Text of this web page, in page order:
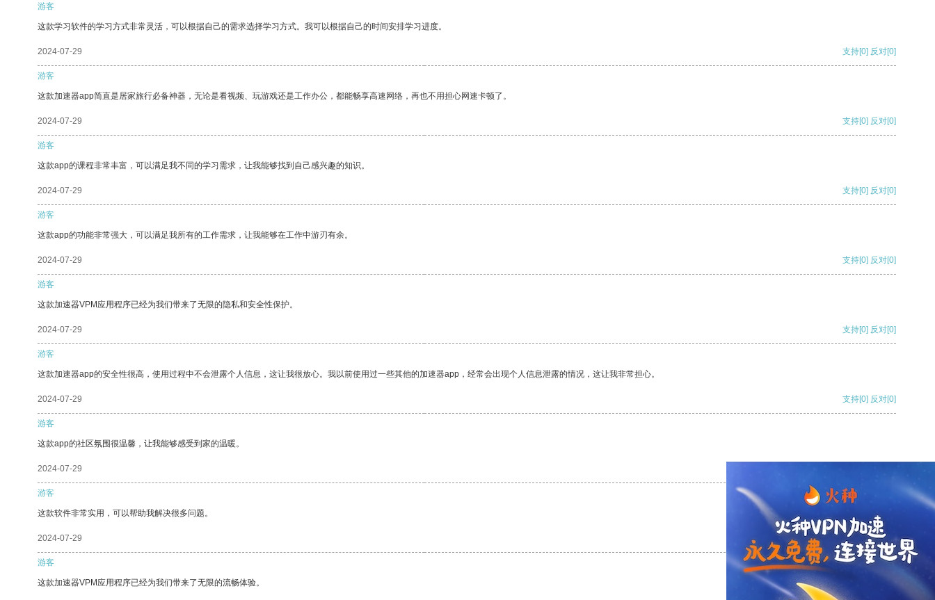
游客
这款学习软件的学习方式非常灵活，可以根据自己的需求选择学习方式。我可以根据自己的时间安排学习进度。
2024-07-29 支持[0] 反对[0]
游客
这款加速器app简直是居家旅行必备神器，无论是看视频、玩游戏还是工作办公，都能畅享高速网络，再也不用担心网速卡顿了。
2024-07-29 支持[0] 反对[0]
游客
这款app的课程非常丰富，可以满足我不同的学习需求，让我能够找到自己感兴趣的知识。
2024-07-29 支持[0] 反对[0]
游客
这款app的功能非常强大，可以满足我所有的工作需求，让我能够在工作中游刃有余。
2024-07-29 支持[0] 反对[0]
游客
这款加速器VPM应用程序已经为我们带来了无限的隐私和安全性保护。
2024-07-29 支持[0] 反对[0]
游客
这款加速器app的安全性很高，使用过程中不会泄露个人信息，这让我很放心。我以前使用过一些其他的加速器app，经常会出现个人信息泄露的情况，这让我非常担心。
2024-07-29 支持[0] 反对[0]
游客
这款app的社区氛围很温馨，让我能够感受到家的温暖。
2024-07-29
游客
这款软件非常实用，可以帮助我解决很多问题。
2024-07-29 支持 [0] 反对 [0]
游客
这款加速器VPM应用程序已经为我们带来了无限的流畅体验。